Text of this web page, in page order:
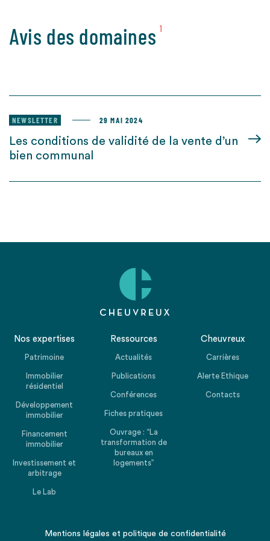
Avis des domaines 1
NEWSLETTER 29 MAI 2024
Les conditions de validité de la vente d’un
bien communal
Nos expertises
Patrimoine
Immobilier
résidentiel
Développement
immobilier
Financement
immobilier
Investissement et
arbitrage
Le Lab
Ressources
Actualités
Publications
Conférences
Fiches pratiques
Ouvrage : “La
transformation de
bureaux en
logements”
Cheuvreux
Carrières
Alerte Ethique
Contacts
Mentions légales et politique de confidentialité